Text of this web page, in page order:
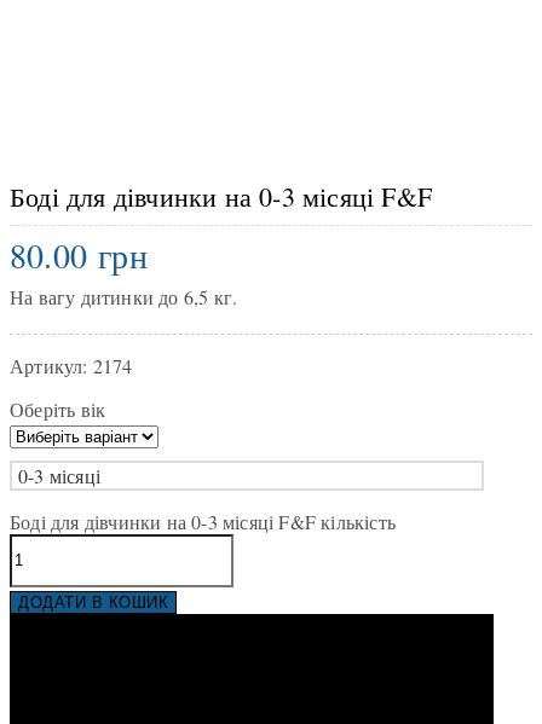
Боді для дівчинки на 0-3 місяці F&F
80.00грн
На вагу дитинки до 6,5 кг.
Артикул: 2174
Оберіть вік
0-3 місяці
Боді для дівчинки на 0-3 місяці F&F кількість
ДОДАТИ В КОШИК